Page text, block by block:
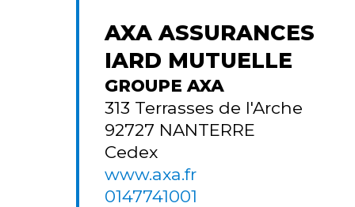
AXA ASSURANCES
IARD MUTUELLE
GROUPE AXA
313 Terrasses de l'Arche
92727 NANTERRE
Cedex
www.axa.fr
0147741001